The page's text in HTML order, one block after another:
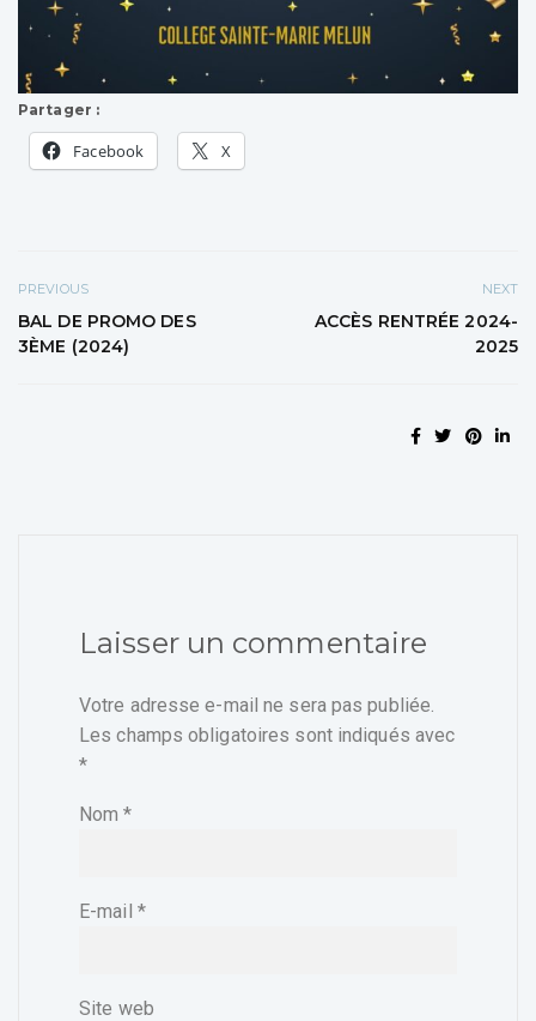
Partager :
Facebook X
PREVIOUS
BAL DE PROMO DES
3ÈME (2024)
NEXT
ACCÈS RENTRÉE 2024-
2025
Laisser un commentaire
Votre adresse e-mail ne sera pas publiée.
Les champs obligatoires sont indiqués avec
*
Nom*
E-mail *
Site web